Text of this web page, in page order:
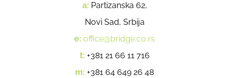
a: Partizanska 62,
Novi Sad, Srbija
e: office@bridge.co.rs
t: +381 21 66 11 716
m: +381 64 649 26 48